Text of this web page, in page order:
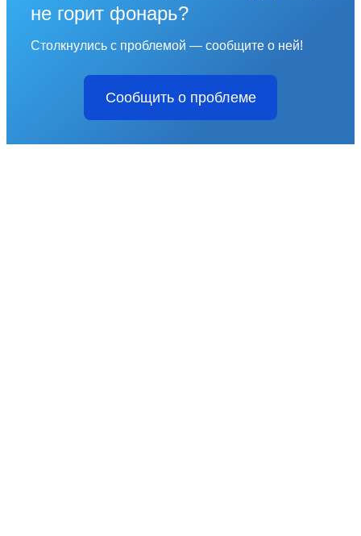
не горит фонарь?
Столкнулись с проблемой — сообщите о ней!
Сообщить о проблеме